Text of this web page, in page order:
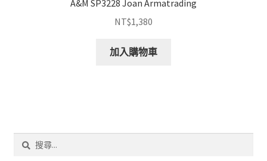
A&M SP3228 Joan Armatrading
NT$1,380
加入購物車